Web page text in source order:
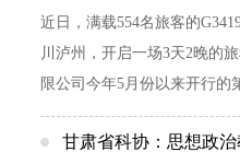
近日，满载554名旅客的
川泸州，开启一场3天2晚的
限公司今年5月份以来开行的
部门精准对接市场需求的生
甘肃省科协：思想政